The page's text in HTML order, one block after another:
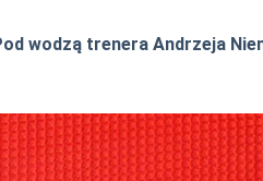
wodzą trenera Andrzeja